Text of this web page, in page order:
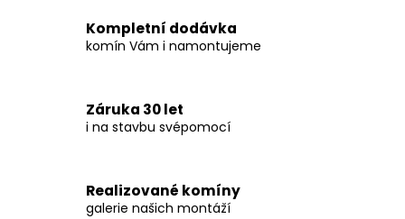
Kompletní dodávka
komín Vám i namontujeme
Záruka 30 let
i na stavbu svépomocí
Realizované komíny
galerie našich montáží